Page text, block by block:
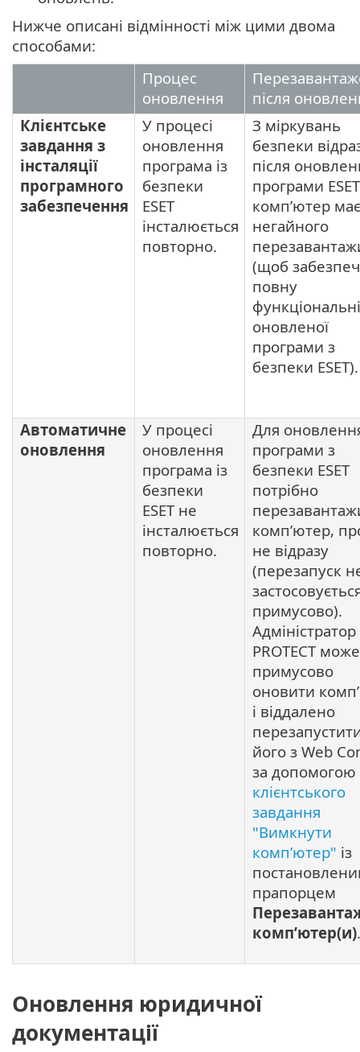
Нижче описані відмінності між цими двома
способами:
Процес
оновлення
після
Клієнтське
завдання з
інсталяції
програмного
забезпечення
У процесі
оновлення
програма із
безпеки
ESET
інсталюється
повторно.
З міркувань
безпеки
після
програми ESET
комп’ютер має
негайного
(щоб
повну
оновленої
програми з
безпеки ESET).
Автоматичне
оновлення
У процесі
оновлення
програма із
безпеки
ESET не
інсталюється
повторно.
Для
програми з
безпеки ESET
потрібно
комп’ютер,
не відразу
(перезапуск
примусово).
Адміністратор
PROTECT може
примусово
оновити
і віддалено
його з Web
за допомогою
клієнтського
завдання
"Вимкнути
комп’ютер" із
прапорцем
комп’ютер(и).
Оновлення юридичної
документації